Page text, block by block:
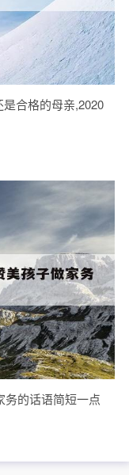
合格的母亲,2020
务的话语简短一点